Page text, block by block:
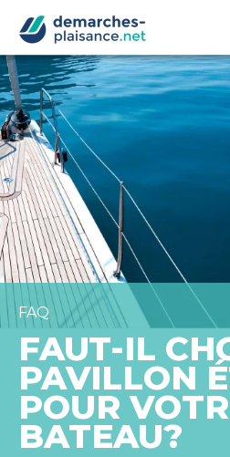
Passer au contenu principal
FAQ
FAUT-IL
PAVILLON
POUR
BATEAU?